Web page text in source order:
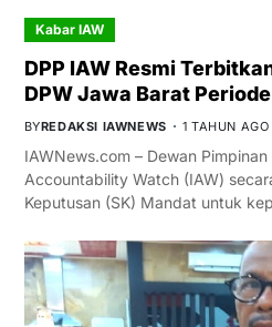
Kabar IAW
DPP IAW Resmi
DPW Jawa Barat
BYREDAKSI IAWNEWS 1 TAHUN AGO
IAWNews.com – Dewan
Accountability Watch (IAW)
Keputusan (SK) Mandat untuk